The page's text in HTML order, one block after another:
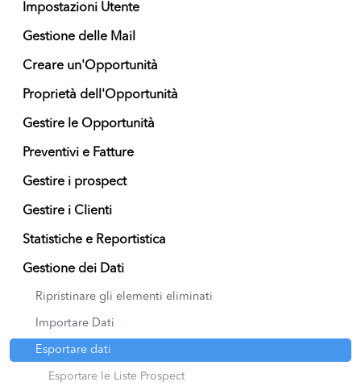
Impostazioni Utente
Gestione delle Mail
Creare un'Opportunità
Proprietà dell'Opportunità
Gestire le Opportunità
Preventivi e Fatture
Gestire i prospect
Gestire i Clienti
Statistiche e Reportistica
Gestione dei Dati
Ripristinare gli elementi eliminati
Importare Dati
Esportare dati
Esportare le Liste Prospect